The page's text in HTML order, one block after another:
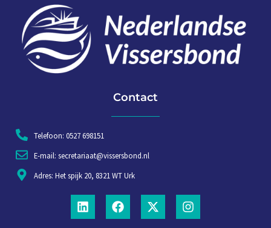
Contact
Telefoon: 0527 698151
E-mail: secretariaat@vissersbond.nl
Adres: Het spijk 20, 8321 WT Urk